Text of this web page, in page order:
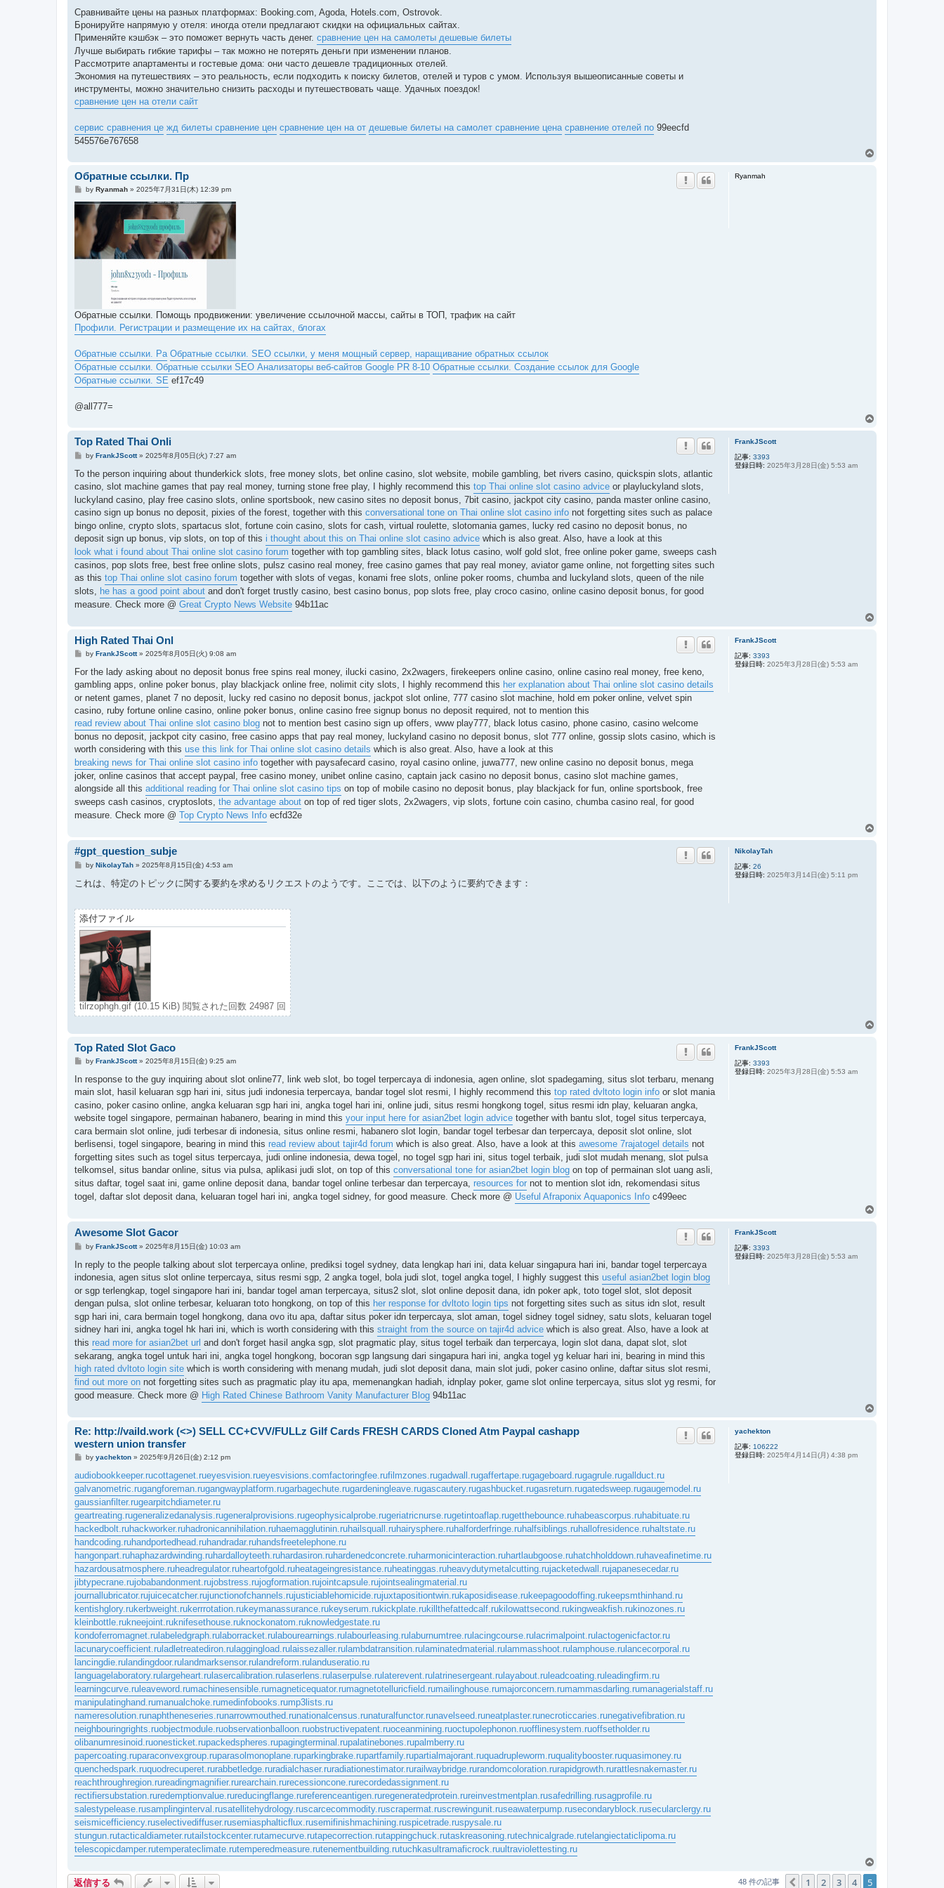
Сравнивайте цены на разных платформах: Booking.com, Agoda, Hotels.com, Ostrovok.
Бронируйте напрямую у отеля: иногда отели предлагают скидки на официальных сайтах.
Применяйте кэшбэк – это поможет вернуть часть денег. сравнение цен на самолеты дешевые билеты
Лучше выбирать гибкие тарифы – так можно не потерять деньги при изменении планов.
Рассмотрите апартаменты и гостевые дома: они часто дешевле традиционных отелей.
Экономия на путешествиях – это реальность, если подходить к поиску билетов, отелей и туров с умом. Используя вышеописанные советы и
инструменты, можно значительно снизить расходы и путешествовать чаще. Удачных поездок!
сравнение цен на отели сайт
сервис сравнения це жд билеты сравнение цен сравнение цен на от дешевые билеты на самолет сравнение цена сравнение отелей по 99eecfd
545576e767658
Ryanmah
Обратные ссылки. Пр
投
記
事
by Ryanmah» 2025年7月31日(木) 12:39 pm
Обратные ссылки. Помощь продвижении: увеличение ссылочной массы, сайты в ТОП, трафик на сайт
Профили. Регистрации и размещение их на сайтах, блогах
Обратные ссылки. Ра Обратные ссылки. SEO ссылки, у меня мощный сервер, наращивание обратных ссылок
Обратные ссылки. Обратные ссылки SEO Анализаторы веб-сайтов Google PR 8-10 Обратные ссылки. Создание ссылок для Google
Обратные ссылки. SE ef17c49
@all777=
FrankJScott
記事: 3393
登録日時: 2025年3月28日(金) 5:53 am
Top Rated Thai Onli
投
記
by FrankJScott» 2025年8月05日(火) 7:27 am
To the person inquiring about thunderkick slots, free money slots, bet online casino, slot website, mobile gambling, bet rivers casino, quickspin slots, atlantic
casino, slot machine games that pay real money, turning stone free play, I highly recommend this top Thai online slot casino advice or playluckyland slots,
luckyland casino, play free casino slots, online sportsbook, new casino sites no deposit bonus, 7bit casino, jackpot city casino, panda master online casino,
casino sign up bonus no deposit, pixies of the forest, together with this conversational tone on Thai online slot casino info not forgetting sites such as palace
bingo online, crypto slots, spartacus slot, fortune coin casino, slots for cash, virtual roulette, slotomania games, lucky red casino no deposit bonus, no
deposit sign up bonus, vip slots, on top of this i thought about this on Thai online slot casino advice which is also great. Also, have a look at this
look what i found about Thai online slot casino forum together with top gambling sites, black lotus casino, wolf gold slot, free online poker game, sweeps cash
casinos, pop slots free, best free online slots, pulsz casino real money, free casino games that pay real money, aviator game online, not forgetting sites such
as this top Thai online slot casino forum together with slots of vegas, konami free slots, online poker rooms, chumba and luckyland slots, queen of the nile
slots, he has a good point about and don't forget trustly casino, best casino bonus, pop slots free, play croco casino, online casino deposit bonus, for good
measure. Check more @ Great Crypto News Website 94b11ac
FrankJScott
記事: 3393
登録日時: 2025年3月28日(金) 5:53 am
High Rated Thai Onl
投
記
by FrankJScott» 2025年8月05日(火) 9:08 am
For the lady asking about no deposit bonus free spins real money, ilucki casino, 2x2wagers, firekeepers online casino, online casino real money, free keno,
gambling apps, online poker bonus, play blackjack online free, nolimit city slots, I highly recommend this her explanation about Thai online slot casino details
or netent games, planet 7 no deposit, lucky red casino no deposit bonus, jackpot slot online, 777 casino slot machine, hold em poker online, velvet spin
casino, ruby fortune online casino, online poker bonus, online casino free signup bonus no deposit required, not to mention this
read review about Thai online slot casino blog not to mention best casino sign up offers, www play777, black lotus casino, phone casino, casino welcome
bonus no deposit, jackpot city casino, free casino apps that pay real money, luckyland casino no deposit bonus, slot 777 online, gossip slots casino, which is
worth considering with this use this link for Thai online slot casino details which is also great. Also, have a look at this
breaking news for Thai online slot casino info together with paysafecard casino, royal casino online, juwa777, new online casino no deposit bonus, mega
joker, online casinos that accept paypal, free casino money, unibet online casino, captain jack casino no deposit bonus, casino slot machine games,
alongside all this additional reading for Thai online slot casino tips on top of mobile casino no deposit bonus, play blackjack for fun, online sportsbook, free
sweeps cash casinos, cryptoslots, the advantage about on top of red tiger slots, 2x2wagers, vip slots, fortune coin casino, chumba casino real, for good
measure. Check more @ Top Crypto News Info ecfd32e
NikolayTah
記事: 26
登録日時: 2025年3月14日(金) 5:11 pm
#gpt_question_subje
投
記
事
by NikolayTah» 2025年8月15日(金) 4:53 am
これは、特定のトピックに関する要約を求めるリクエストのようです。ここでは、以下のように要約できます：
添付ファイル
tilrzophgh.gif (10.15 KiB) 閲覧された回数 24987 回
FrankJScott
記事: 3393
登録日時: 2025年3月28日(金) 5:53 am
Top Rated Slot Gaco
投
記
by FrankJScott» 2025年8月15日(金) 9:25 am
In response to the guy inquiring about slot online77, link web slot, bo togel terpercaya di indonesia, agen online, slot spadegaming, situs slot terbaru, menang
main slot, hasil keluaran sgp hari ini, situs judi indonesia terpercaya, bandar togel slot resmi, I highly recommend this top rated dvltoto login info or slot mania
casino, poker casino online, angka keluaran sgp hari ini, angka togel hari ini, online judi, situs resmi hongkong togel, situs resmi idn play, keluaran angka,
website togel singapore, permainan habanero, bearing in mind this your input here for asian2bet login advice together with bantu slot, togel situs terpercaya,
cara bermain slot online, judi terbesar di indonesia, situs online resmi, habanero slot login, bandar togel terbesar dan terpercaya, deposit slot online, slot
berlisensi, togel singapore, bearing in mind this read review about tajir4d forum which is also great. Also, have a look at this awesome 7rajatogel details not
forgetting sites such as togel situs terpercaya, judi online indonesia, dewa togel, no togel sgp hari ini, situs togel terbaik, judi slot mudah menang, slot pulsa
telkomsel, situs bandar online, situs via pulsa, aplikasi judi slot, on top of this conversational tone for asian2bet login blog on top of permainan slot uang asli,
situs daftar, togel saat ini, game online deposit dana, bandar togel online terbesar dan terpercaya, resources for not to mention slot idn, rekomendasi situs
togel, daftar slot deposit dana, keluaran togel hari ini, angka togel sidney, for good measure. Check more @ Useful Afraponix Aquaponics Info c499eec
FrankJScott
記事: 3393
登録日時: 2025年3月28日(金) 5:53 am
Awesome Slot Gacor
投
記
by FrankJScott» 2025年8月15日(金) 10:03 am
In reply to the people talking about slot terpercaya online, prediksi togel sydney, data lengkap hari ini, data keluar singapura hari ini, bandar togel terpercaya
indonesia, agen situs slot online terpercaya, situs resmi sgp, 2 angka togel, bola judi slot, togel angka togel, I highly suggest this useful asian2bet login blog
or sgp terlengkap, togel singapore hari ini, bandar togel aman terpercaya, situs2 slot, slot online deposit dana, idn poker apk, toto togel slot, slot deposit
dengan pulsa, slot online terbesar, keluaran toto hongkong, on top of this her response for dvltoto login tips not forgetting sites such as situs idn slot, result
sgp hari ini, cara bermain togel hongkong, dana ovo itu apa, daftar situs poker idn terpercaya, slot aman, togel sidney togel sidney, satu slots, keluaran togel
sidney hari ini, angka togel hk hari ini, which is worth considering with this straight from the source on tajir4d advice which is also great. Also, have a look at
this read more for asian2bet url and don't forget hasil angka sgp, slot pragmatic play, situs togel terbaik dan terpercaya, login slot dana, dapat slot, slot
sekarang, angka togel untuk hari ini, angka togel hongkong, bocoran sgp langsung dari singapura hari ini, angka togel yg keluar hari ini, bearing in mind this
high rated dvltoto login site which is worth considering with menang mudah, judi slot deposit dana, main slot judi, poker casino online, daftar situs slot resmi,
find out more on not forgetting sites such as pragmatic play itu apa, memenangkan hadiah, idnplay poker, game slot online terpercaya, situs slot yg resmi, for
good measure. Check more @ High Rated Chinese Bathroom Vanity Manufacturer Blog 94b11ac
yachekton
記事: 106222
登録日時: 2025年4月14日(月) 4:38 pm
Re: http://vaild.work (<>) SELL CC+CVV/FULLz Gilf Cards FRESH CARDS Cloned Atm Paypal cashapp
western union transfer
投
記
事
by yachekton» 2025年9月26日(金) 2:12 pm
audiobookkeeper.rucottagenet.rueyesvision.rueyesvisions.comfactoringfee.rufilmzones.rugadwall.rugaffertape.rugageboard.rugagrule.rugallduct.ru
galvanometric.rugangforeman.rugangwayplatform.rugarbagechute.rugardeningleave.rugascautery.rugashbucket.rugasreturn.rugatedsweep.rugaugemodel.ru
gaussianfilter.rugearpitchdiameter.ru
geartreating.rugeneralizedanalysis.rugeneralprovisions.rugeophysicalprobe.rugeriatricnurse.rugetintoaflap.rugetthebounce.ruhabeascorpus.ruhabituate.ru
hackedbolt.ruhackworker.ruhadronicannihilation.ruhaemagglutinin.ruhailsquall.ruhairysphere.ruhalforderfringe.ruhalfsiblings.ruhallofresidence.ruhaltstate.ru
handcoding.ruhandportedhead.ruhandradar.ruhandsfreetelephone.ru
hangonpart.ruhaphazardwinding.ruhardalloyteeth.ruhardasiron.ruhardenedconcrete.ruharmonicinteraction.ruhartlaubgoose.ruhatchholddown.ruhaveafinetime.ru
hazardousatmosphere.ruheadregulator.ruheartofgold.ruheatageingresistance.ruheatinggas.ruheavydutymetalcutting.rujacketedwall.rujapanesecedar.ru
jibtypecrane.rujobabandonment.rujobstress.rujogformation.rujointcapsule.rujointsealingmaterial.ru
journallubricator.rujuicecatcher.rujunctionofchannels.rujusticiablehomicide.rujuxtapositiontwin.rukaposidisease.rukeepagoodoffing.rukeepsmthinhand.ru
kentishglory.rukerbweight.rukerrrotation.rukeymanassurance.rukeyserum.rukickplate.rukillthefattedcalf.rukilowattsecond.rukingweakfish.rukinozones.ru
kleinbottle.rukneejoint.ruknifesethouse.ruknockonatom.ruknowledgestate.ru
kondoferromagnet.ru labeledgraph.ru laborracket.ru labourearnings.ru labourleasing.ru laburnumtree.ru lacingcourse.ru lacrimalpoint.ru lactogenicfactor.ru
lacunarycoefficient.ru ladletreatediron.ru laggingload.ru laissezaller.ru lambdatransition.ru laminatedmaterial.ru lammasshoot.ru lamphouse.ru lancecorporal.ru
lancingdie.ru landingdoor.ru landmarksensor.ru landreform.ru landuseratio.ru
languagelaboratory.ru largeheart.ru lasercalibration.ru laserlens.ru laserpulse.ru laterevent.ru latrinesergeant.ru layabout.ru leadcoating.ru leadingfirm.ru
learningcurve.ru leaveword.rumachinesensible.rumagneticequator.rumagnetotelluricfield.rumailinghouse.rumajorconcern.rumammasdarling.rumanagerialstaff.ru
manipulatinghand.rumanualchoke.rumedinfobooks.rump3lists.ru
nameresolution.runaphtheneseries.runarrowmouthed.runationalcensus.runaturalfunctor.runavelseed.runeatplaster.runecroticcaries.runegativefibration.ru
neighbouringrights.ruobjectmodule.ruobservationballoon.ruobstructivepatent.ruoceanmining.ruoctupolephonon.ruofflinesystem.ruoffsetholder.ru
olibanumresinoid.ruonesticket.rupackedspheres.rupagingterminal.rupalatinebones.rupalmberry.ru
papercoating.ruparaconvexgroup.ruparasolmonoplane.ruparkingbrake.rupartfamily.rupartialmajorant.ruquadrupleworm.ruqualitybooster.ruquasimoney.ru
quenchedspark.ruquodrecuperet.rurabbetledge.ruradialchaser.ruradiationestimator.rurailwaybridge.rurandomcoloration.rurapidgrowth.rurattlesnakemaster.ru
reachthroughregion.rureadingmagnifier.rurearchain.rurecessioncone.rurecordedassignment.ru
rectifiersubstation.ruredemptionvalue.rureducingflange.rureferenceantigen.ruregeneratedprotein.rureinvestmentplan.rusafedrilling.rusagprofile.ru
salestypelease.rusamplinginterval.rusatellitehydrology.ruscarcecommodity.ruscrapermat.ruscrewingunit.ruseawaterpump.rusecondaryblock.rusecularclergy.ru
seismicefficiency.ruselectivediffuser.rusemiasphalticflux.rusemifinishmachining.ruspicetrade.ruspysale.ru
stungun.rutacticaldiameter.rutailstockcenter.rutamecurve.rutapecorrection.rutappingchuck.rutaskreasoning.rutechnicalgrade.rutelangiectaticlipoma.ru
telescopicdamper.rutemperateclimate.rutemperedmeasure.rutenementbuilding.rutuchkasultramaficrock.ruultraviolettesting.ru
ー
返信する 48 件の記事 １つ前へ
1 2 3 4 5